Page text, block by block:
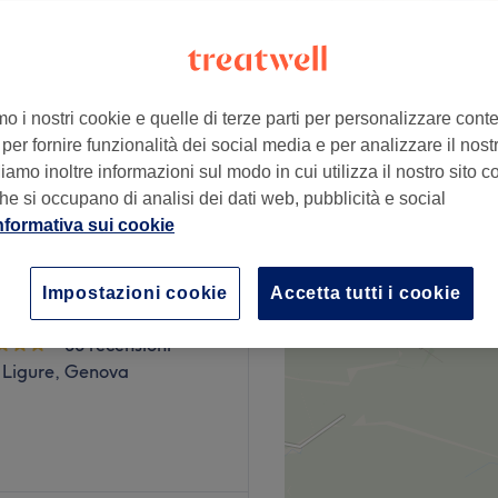
€ 3
moderno salone di
33 recensioni
Genova
i nostri cookie e quelle di terze parti per personalizzare
fornire funzionalità dei social media e per analizzare il
inoltre informazioni sul modo in cui utilizza il nostro sito
si occupano di analisi dei dati web, pubblicità e social
sui cookie
Accetta tutti i cookie
Impostazioni cookie